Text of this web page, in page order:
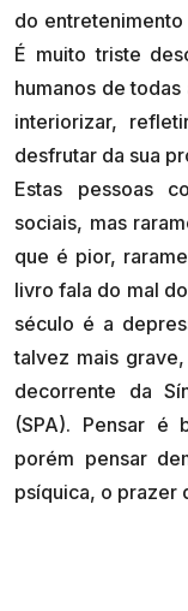
do
É muito triste
humanos de
interiorizar,
desfrutar da sua
Estas pessoas
sociais, mas
que é pior,
livro fala do mal
século é a
talvez mais
decorrente da
(SPA). Pensar é
porém pensar